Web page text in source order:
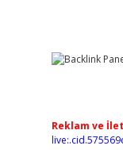
Reklam ve